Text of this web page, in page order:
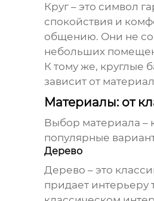
Круг – это символ
спокойствия и
общению. Они не
небольших
К тому же, круглые
зависит от
Материалы: от
Выбор материала –
популярные
Дерево
Дерево – это
придает интерьеру